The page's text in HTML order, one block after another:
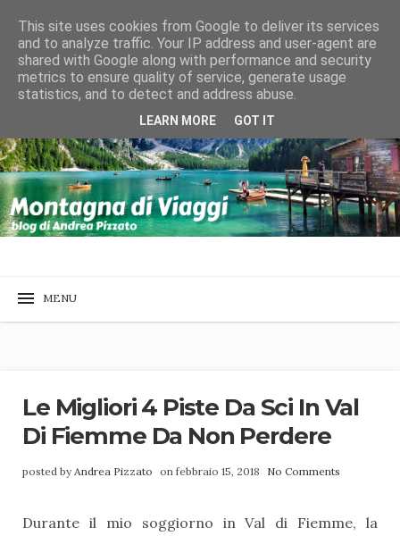
Le Migliori 4 Piste Da Sci In Val
Di Fiemme Da Non Perdere
posted by Andrea Pizzato on febbraio 15, 2018 No Comments
Durante il mio soggiorno in Val di Fiemme, la
This site uses cookies from Google to deliver its services
and to analyze traffic. Your IP address and user-agent are
shared with Google along with performance and security
metrics to ensure quality of service, generate usage
statistics, and to detect and address abuse.
LEARN MORE GOT IT